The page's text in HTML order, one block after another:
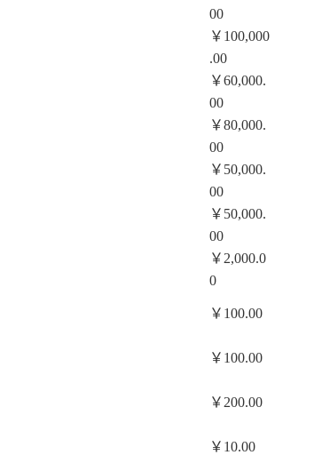
00
￥100,000
.00
￥60,000.
00
￥80,000.
00
￥50,000.
00
￥50,000.
00
￥2,000.0
0
￥100.00
￥100.00
￥200.00
￥10.00